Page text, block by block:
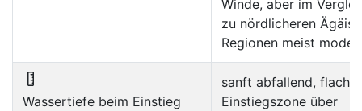
Winde, aber im
zu nördlicheren Ägäis-
Regionen meist
Wassertiefe beim Einstieg
sanft abfallend, flache
Einstiegszone über